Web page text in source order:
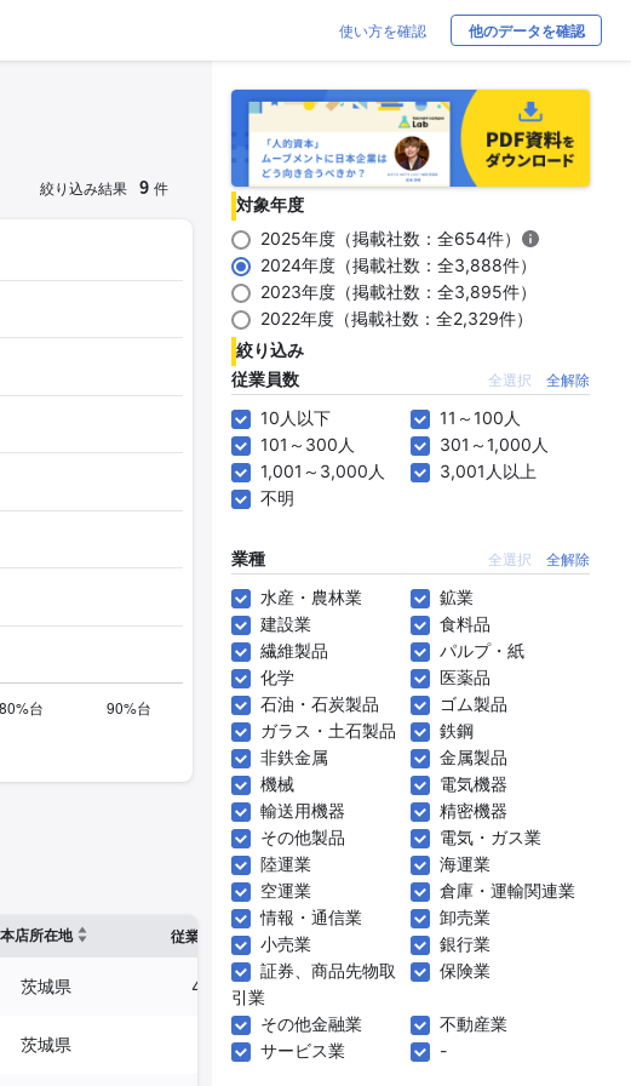
使い方を確認 他のデータを確認
絞り込み結果 9 件
本店所在地 従業員数※1 臨時従業員数※2
茨城県 4,919人 5,210人
茨城県 229人 81人
対象年度
2025年度（掲載社数：全654件）
2024年度（掲載社数：全3,888件）
2023年度（掲載社数：全3,895件）
2022年度（掲載社数：全2,329件）
絞り込み
従業員数
全選択 全解除
10人以下
11～100人
101～300人
301～1,000人
1,001～3,000人
3,001人以上
不明
業種 全選択 全解除
水産・農林業
鉱業
建設業
食料品
繊維製品
パルプ・紙
化学
医薬品
石油・石炭製品
ゴム製品
ガラス・土石製品
鉄鋼
非鉄金属
金属製品
機械
電気機器
輸送用機器
精密機器
その他製品
電気・ガス業
陸運業
海運業
空運業
倉庫・運輸関連業
情報・通信業
卸売業
小売業
銀行業
証券、商品先物取
引業
保険業
その他金融業
不動産業
サービス業
-